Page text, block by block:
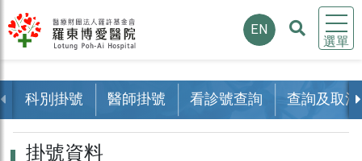
選單
EN
科別掛號 醫師掛號 看診號查詢 查詢及取消
掛號資料